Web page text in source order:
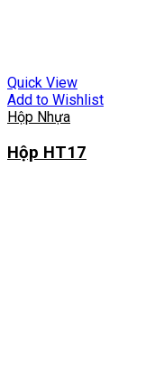
Quick View
Add to Wishlist
Hộp Nhựa
Hộp HT17